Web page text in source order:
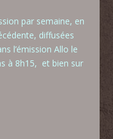
par semaine, en
diffusées
l’émission Allo le
à 8h15, et bien sur